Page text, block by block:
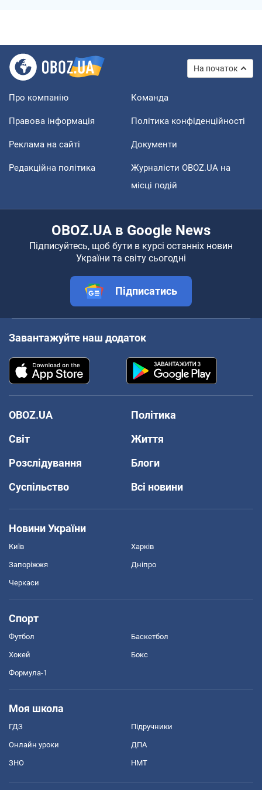
На початок
Про компанію Команда
Правова інформація Політика конфіденційності
Реклама на сайті Документи
Редакційна політика
Журналісти OBOZ.UA на
місці подій
OBOZ.UA в Google News
Підписуйтесь, щоб бути в курсі останніх новин
України та світу сьогодні
Підписатись
Завантажуйте наш додаток
OBOZ.UA
Політика
Світ
Життя
Розслідування
Блоги
Суспільство
Всі новини
Новини України
Київ Харків
Запоріжжя Дніпро
Черкаси
Спорт
Футбол Баскетбол
Хокей Бокс
Формула-1
Моя школа
ГДЗ Підручники
Онлайн уроки ДПА
ЗНО НМТ